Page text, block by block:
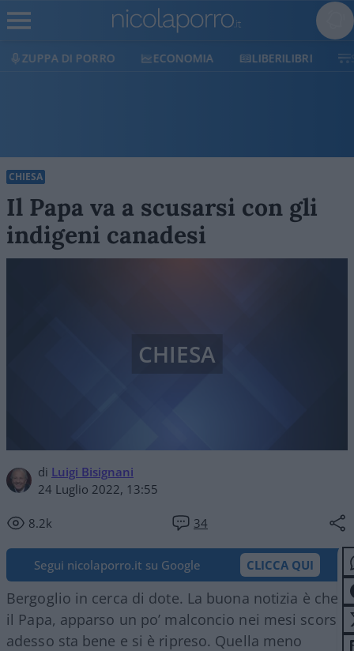
ECONOMIA LIBERILIBRI SHOP SOSTIENICI
CHIESA
Il Papa va a scusarsi con gli
indigeni canadesi
di Luigi Bisignani
24 Luglio 2022, 13:55
8.2k 34
CHIESA
Segui nicolaporro.it su Google CLICCA QUI
Bergoglio in cerca di dote. La buona notizia è che
il Papa, apparso un po’ malconcio nei mesi scorsi,
adesso sta bene e si è ripreso. Quella meno